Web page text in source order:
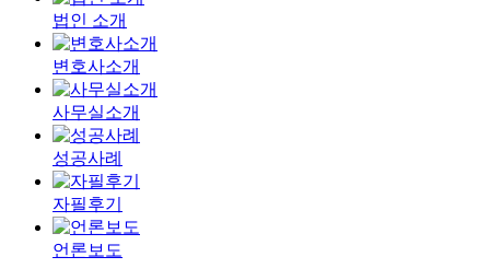
법인 소개
변호사소개
사무실소개
성공사례
자필후기
언론보도